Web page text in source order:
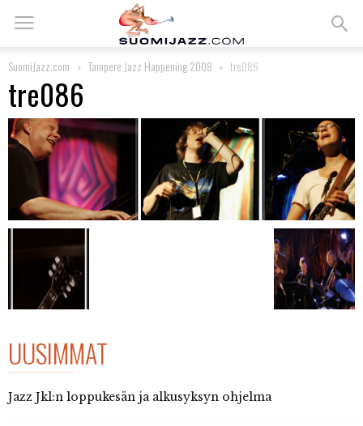
SuomiJazz.com Tampere Jazz Happening 2008 tre086
tre086
UUSIMMAT
Jazz Jkl:n loppukesän ja alkusyksyn ohjelma